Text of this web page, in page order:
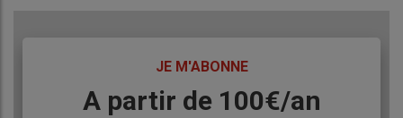
JE M'ABONNE
BodyA partir de 100€/an